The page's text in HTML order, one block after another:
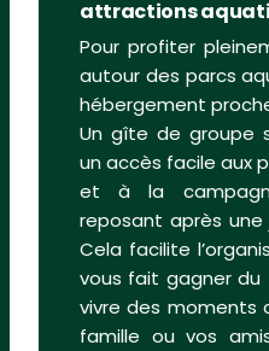
attractions
Pour profiter
autour des parcs
hébergement
Un gîte de groupe
un accès facile aux
et à la
reposant après une
Cela facilite
vous fait gagner
vivre des moments
famille ou vos